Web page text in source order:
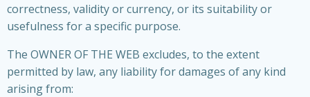
correctness, validity or currency, or its suitability or
usefulness for a specific purpose.
The OWNER OF THE WEB excludes, to the extent
permitted by law, any liability for damages of any kind
arising from: